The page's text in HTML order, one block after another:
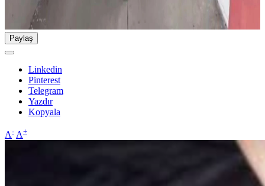
Paylaş
Linkedin
Pinterest
Telegram
Yazdır
Kopyala
A- A+